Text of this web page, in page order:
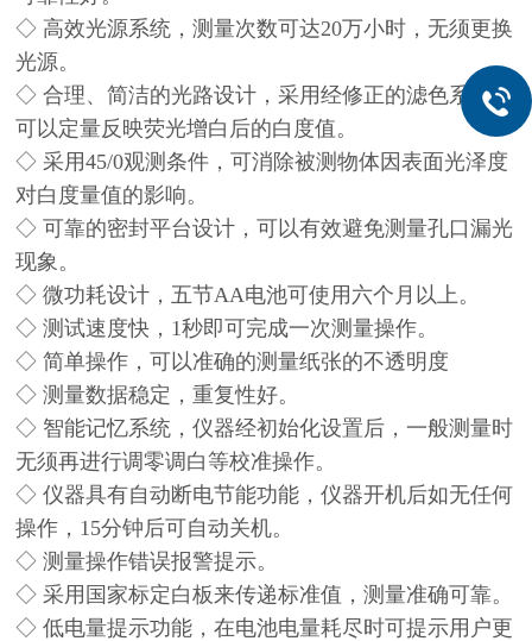
◇ 高效光源系统，测量次数可达20万小时，无须更换
光源。
◇ 合理、简洁的光路设计，采用经修正的滤色系统，
可以定量反映荧光增白后的白度值。
◇ 采用45/0观测条件，可消除被测物体因表面光泽度
对白度量值的影响。
◇ 可靠的密封平台设计，可以有效避免测量孔口漏光
现象。
◇ 微功耗设计，五节AA电池可使用六个月以上。
◇ 测试速度快，1秒即可完成一次测量操作。
◇ 简单操作，可以准确的测量纸张的不透明度
◇ 测量数据稳定，重复性好。
◇ 智能记忆系统，仪器经初始化设置后，一般测量时
无须再进行调零调白等校准操作。
◇ 仪器具有自动断电节能功能，仪器开机后如无任何
操作，15分钟后可自动关机。
◇ 测量操作错误报警提示。
◇ 采用国家标定白板来传递标准值，测量准确可靠。
◇ 低电量提示功能，在电池电量耗尽时可提示用户更